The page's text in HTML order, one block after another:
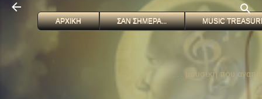
ΑΡΧΙΚΗ ΣΑΝ ΣΗΜΕΡΑ... MUSIC
. . . μουσικη που